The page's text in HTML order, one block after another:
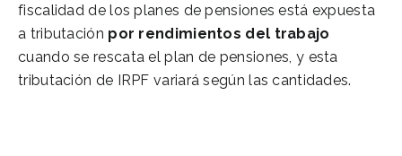
fiscalidad de los planes de pensiones está expuesta
a tributación por rendimientos del trabajo
cuando se rescata el plan de pensiones, y esta
tributación de IRPF variará según las cantidades.